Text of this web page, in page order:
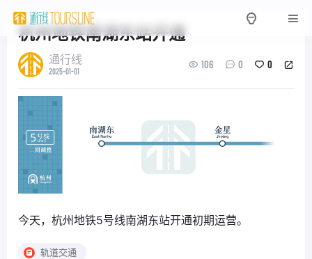
杭州地铁南湖东站开通
通行线
2025-01-01
106 0 0
今天，杭州地铁5号线南湖东站开通初期运营。
轨道交通